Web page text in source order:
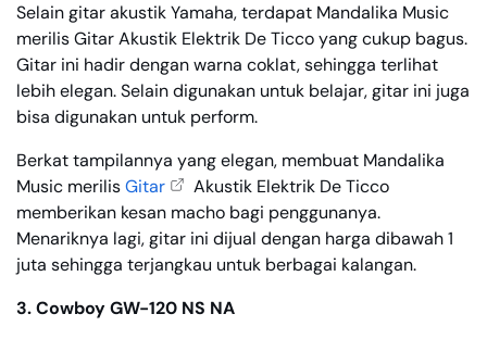
Selain gitar akustik Yamaha, terdapat Mandalika Music
merilis Gitar Akustik Elektrik De Ticco yang cukup bagus.
Gitar ini hadir dengan warna coklat, sehingga terlihat
lebih elegan. Selain digunakan untuk belajar, gitar ini juga
bisa digunakan untuk perform.
Berkat tampilannya yang elegan, membuat Mandalika
Music merilisGitar
Akustik Elektrik De Ticco
memberikan kesan macho bagi penggunanya.
Menariknya lagi, gitar ini dijual dengan harga dibawah 1
juta sehingga terjangkau untuk berbagai kalangan.
3. Cowboy GW-120 NS NA